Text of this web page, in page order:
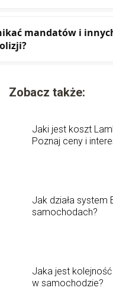
mandatów i
Zobacz także:
Jaki jest koszt
Poznaj ceny i
Jak działa system
samochodach?
Jaka jest
w samochodzie?